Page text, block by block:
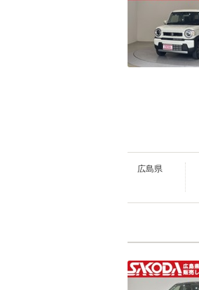
広島県